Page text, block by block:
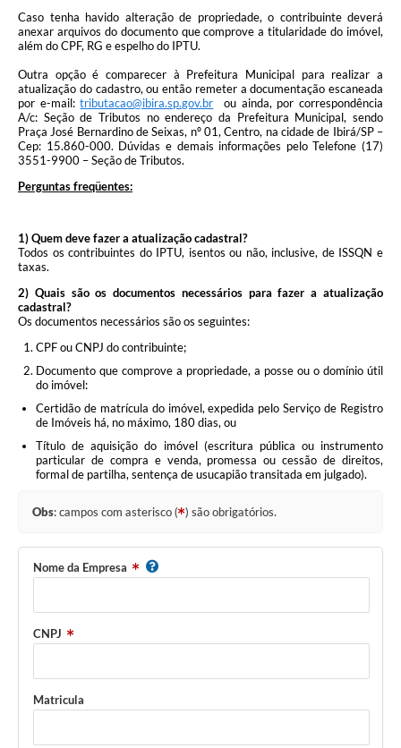
Caso tenha havido alteração de propriedade, o contribuinte deverá
anexar arquivos do documento que comprove a titularidade do imóvel,
além do CPF, RG e espelho do IPTU.
Outra opção é comparecer à Prefeitura Municipal para realizar a
atualização do cadastro, ou então remeter a documentação escaneada
por e-mail:tributacao@ibira.sp.gov.br ou ainda, por correspondência
A/c: Seção de Tributos no endereço da Prefeitura Municipal, sendo
Praça José Bernardino de Seixas, nº 01, Centro, na cidade de Ibirá/SP –
Cep: 15.860-000. Dúvidas e demais informações pelo Telefone (17)
3551-9900 – Seção de Tributos.
Perguntas freqüentes:
1) Quem deve fazer a atualização cadastral?
Todos os contribuintes do IPTU, isentos ou não, inclusive, de ISSQN e
taxas.
2) Quais são os documentos necessários para fazer a atualização
cadastral?
Os documentos necessários são os seguintes:
CPF ou CNPJ do contribuinte;
Documento que comprove a propriedade, a posse ou o domínio útil
do imóvel:
Certidão de matrícula do imóvel, expedida pelo Serviço de Registro
de Imóveis há, no máximo, 180 dias, ou
Título de aquisição do imóvel (escritura pública ou instrumento
particular de compra e venda, promessa ou cessão de direitos,
formal de partilha, sentença de usucapião transitada em julgado).
Obs: campos com asterisco ( ) são obrigatórios.
Nome da Empresa
CNPJ
Matricula